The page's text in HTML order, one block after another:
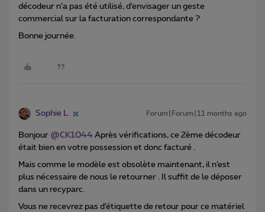
décodeur n’a pas été utilisé, d’envisager un geste
commercial sur la facturation correspondante ?
Bonne journée.
Sophie L. Forum|Forum|11 months ago
Bonjour ​ @CK1044 Après vérifications, ce 2ème décodeur
était bien en votre possession et donc facturé .
Mais comme le modèle est obsolète maintenant, il n’est
plus nécessaire de nous le retourner . Il suffit de le déposer
dans un recyparc.
Vous ne recevrez pas d’étiquette de retour pour ce matériel